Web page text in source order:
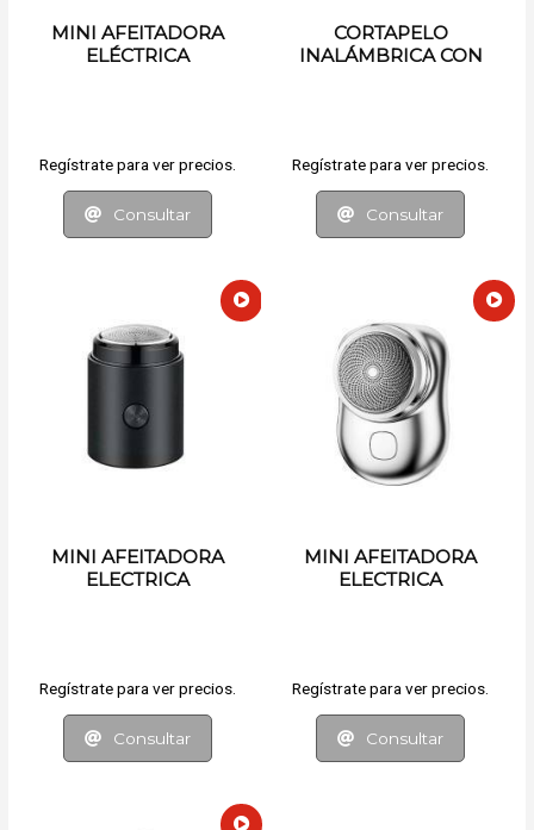
MINI AFEITADORA
ELÉCTRICA
Regístrate para ver precios.
Consultar
CORTAPELO
INALÁMBRICA CON
Regístrate para ver precios.
Consultar
MINI AFEITADORA
ELECTRICA
Regístrate para ver precios.
Consultar
MINI AFEITADORA
ELECTRICA
Regístrate para ver precios.
Consultar